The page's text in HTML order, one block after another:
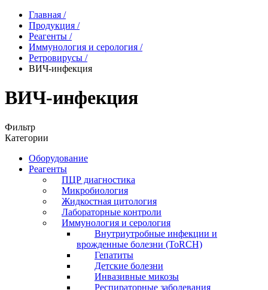
Главная /
Продукция /
Реагенты /
Иммунология и серология /
Ретровирусы /
ВИЧ-инфекция
ВИЧ-инфекция
Фильтр
Категории
Оборудование
Реагенты
ПЦР диагностика
Микробиология
Жидкостная цитология
Лабораторные контроли
Иммунология и серология
Внутриутробные инфекции и
врожденные болезни (ToRCH)
Гепатиты
Детские болезни
Инвазивные микозы
Респираторные заболевания